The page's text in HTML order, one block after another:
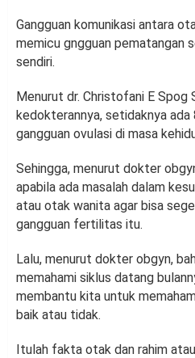
Gangguan komunikasi antara
memicu gngguan pematangan
sendiri.
Menurut dr. Christofani E Spog
kedokterannya, setidaknya
gangguan ovulasi di masa
Sehingga, menurut dokter
apabila ada masalah dalam
atau otak wanita agar bisa
gangguan fertilitas itu.
Lalu, menurut dokter obgyn,
memahami siklus datang
membantu kita untuk
baik atau tidak.
Itulah fakta otak dan rahim